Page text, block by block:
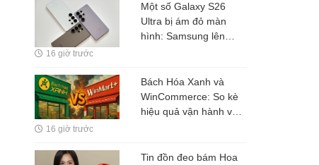
Một số Galaxy S26
Ultra bị ám đỏ màn
hình: Samsung lên
16 giờ trước
Bách Hóa Xanh và
WinCommerce: So kè
hiệu quả vận hành và
lẻ
16 giờ trước
Tin đồn đeo bám Hoa